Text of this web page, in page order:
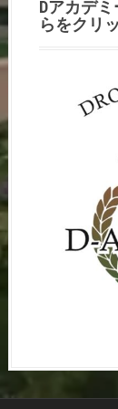
Dアカデ
らをクリ